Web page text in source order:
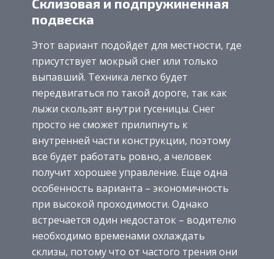
подвеска
Этот вариант подойдет для местности, где
присутствует мокрый снег или только
выпавший. Техника легко будет
передвигаться по такой дороге, так как
лыжи скользят внутри гусеницы. Снег
просто не сможет прилипнуть к
внутренней части конструкции, поэтому
все будет работать ровно, а человек
получит хорошее управление. Еще одна
особенность варианта – экономичность
при высокой проходимости. Однако
встречается один недостаток – водителю
необходимо временами охлаждать
склизы, потому что от частого трения они